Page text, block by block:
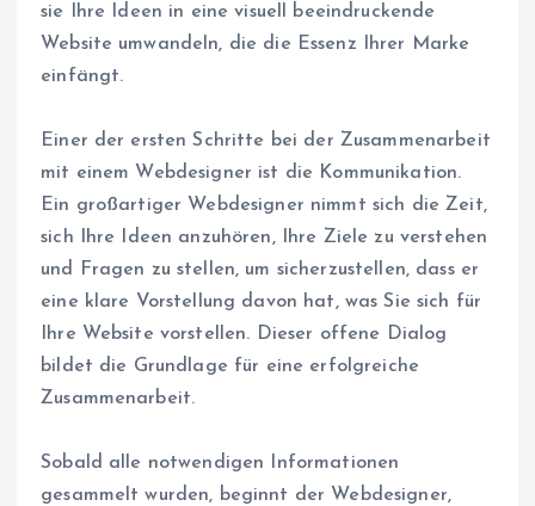
sie Ihre Ideen in eine visuell beeindruckende
Website umwandeln, die die Essenz Ihrer Marke
einfängt.
Einer der ersten Schritte bei der Zusammenarbeit
mit einem Webdesigner ist die Kommunikation.
Ein großartiger Webdesigner nimmt sich die Zeit,
sich Ihre Ideen anzuhören, Ihre Ziele zu verstehen
und Fragen zu stellen, um sicherzustellen, dass er
eine klare Vorstellung davon hat, was Sie sich für
Ihre Website vorstellen. Dieser offene Dialog
bildet die Grundlage für eine erfolgreiche
Zusammenarbeit.
Sobald alle notwendigen Informationen
gesammelt wurden, beginnt der Webdesigner,